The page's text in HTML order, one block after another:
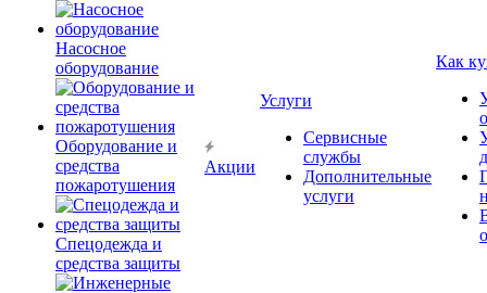
Насосное
оборудование
Оборудование и
средства
пожаротушения
Спецодежда и
средства защиты
Акции
Услуги
Сервисные
службы
Дополнительные
услуги
Как